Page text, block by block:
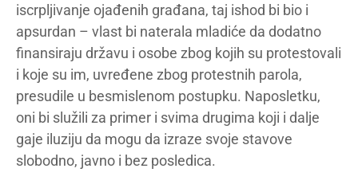
iscrpljivanje ojađenih građana, taj ishod bi bio i
apsurdan – vlast bi naterala mladiće da dodatno
finansiraju državu i osobe zbog kojih su protestovali
i koje su im, uvređene zbog protestnih parola,
presudile u besmislenom postupku. Naposletku,
oni bi služili za primer i svima drugima koji i dalje
gaje iluziju da mogu da izraze svoje stavove
slobodno, javno i bez posledica.